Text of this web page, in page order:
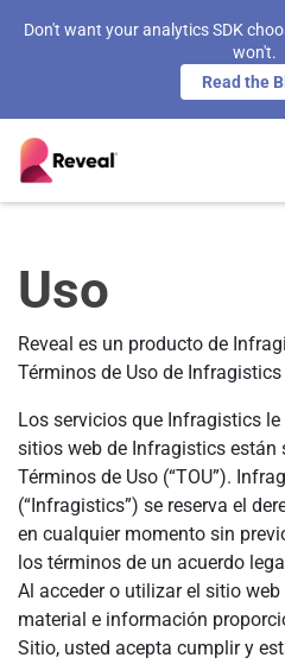
Don't want your analytics SDK
won't.
Read the
Uso
Reveal es un producto de
Términos de Uso de
Los servicios que Infragistics
sitios web de Infragistics están
Términos de Uso (“TOU”).
(“Infragistics”) se reserva el
en cualquier momento sin
los términos de un acuerdo
Al acceder o utilizar el sitio
material e información
Sitio, usted acepta cumplir y